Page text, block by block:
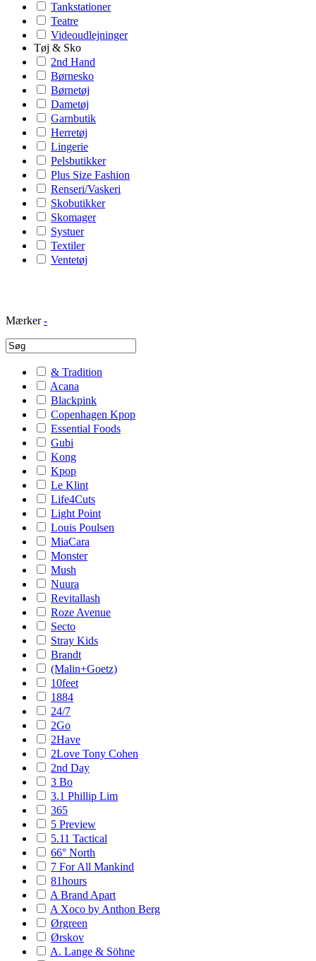
Tankstationer
Teatre
Videoudlejninger
Tøj & Sko
2nd Hand
Børnesko
Børnetøj
Dametøj
Garnbutik
Herretøj
Lingerie
Pelsbutikker
Plus Size Fashion
Renseri/Vaskeri
Skobutikker
Skomager
Systuer
Textiler
Ventetøj
Mærker -
& Tradition
Acana
Blackpink
Copenhagen Kpop
Essential Foods
Gubi
Kong
Kpop
Le Klint
Life4Cuts
Light Point
Louis Poulsen
MiaCara
Monster
Mush
Nuura
Revitallash
Roze Avenue
Secto
Stray Kids
Brandt
(Malin+Goetz)
10feet
1884
24/7
2Go
2Have
2Love Tony Cohen
2nd Day
3 Bo
3.1 Phillip Lim
365
5 Preview
5.11 Tactical
66° North
7 For All Mankind
81hours
A Brand Apart
A Xoco by Anthon Berg
Ørgreen
Ørskov
A. Lange & Söhne